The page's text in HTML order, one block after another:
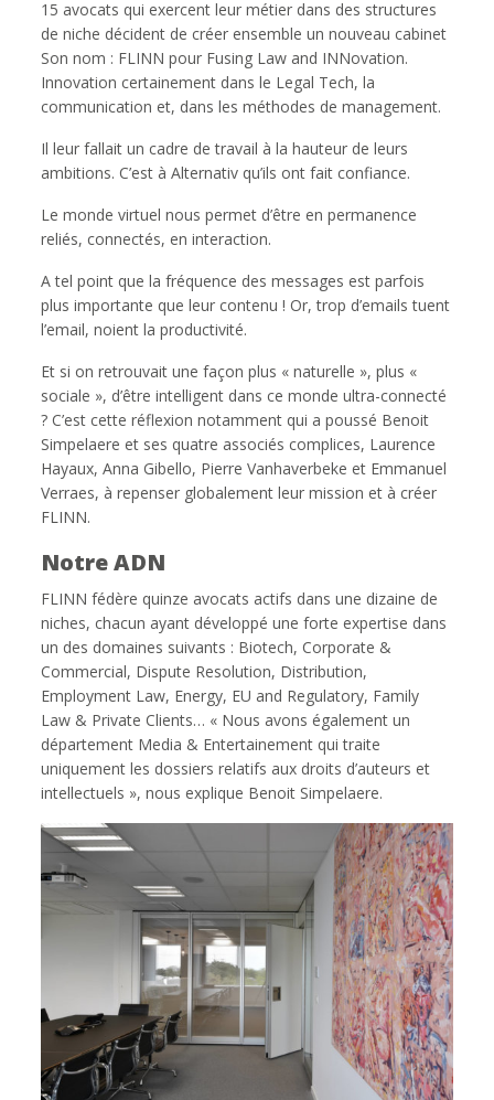
15 avocats qui exercent leur métier dans des structures
de niche décident de créer ensemble un nouveau cabinet
Son nom : FLINN pour Fusing Law and INNovation.
Innovation certainement dans le Legal Tech, la
communication et, dans les méthodes de management.
Il leur fallait un cadre de travail à la hauteur de leurs
ambitions. C’est à Alternativ qu’ils ont fait confiance.
Le monde virtuel nous permet d’être en permanence
reliés, connectés, en interaction.
A tel point que la fréquence des messages est parfois
plus importante que leur contenu ! Or, trop d’emails tuent
l’email, noient la productivité.
Et si on retrouvait une façon plus « naturelle », plus «
sociale », d’être intelligent dans ce monde ultra-connecté
? C’est cette réflexion notamment qui a poussé Benoit
Simpelaere et ses quatre associés complices, Laurence
Hayaux, Anna Gibello, Pierre Vanhaverbeke et Emmanuel
Verraes, à repenser globalement leur mission et à créer
FLINN.
Notre ADN
FLINN fédère quinze avocats actifs dans une dizaine de
niches, chacun ayant développé une forte expertise dans
un des domaines suivants : Biotech, Corporate &
Commercial, Dispute Resolution, Distribution,
Employment Law, Energy, EU and Regulatory, Family
Law & Private Clients… « Nous avons également un
département Media & Entertainement qui traite
uniquement les dossiers relatifs aux droits d’auteurs et
intellectuels », nous explique Benoit Simpelaere.